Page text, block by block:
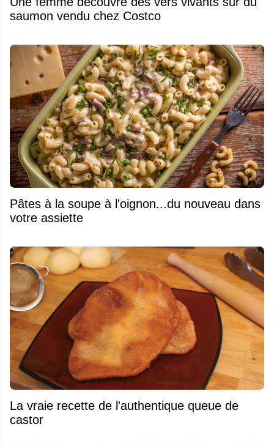
saumon vendu chez Costco
Pâtes à la soupe à l'oignon...du nouveau dans
votre assiette
La vraie recette de l'authentique queue de
castor